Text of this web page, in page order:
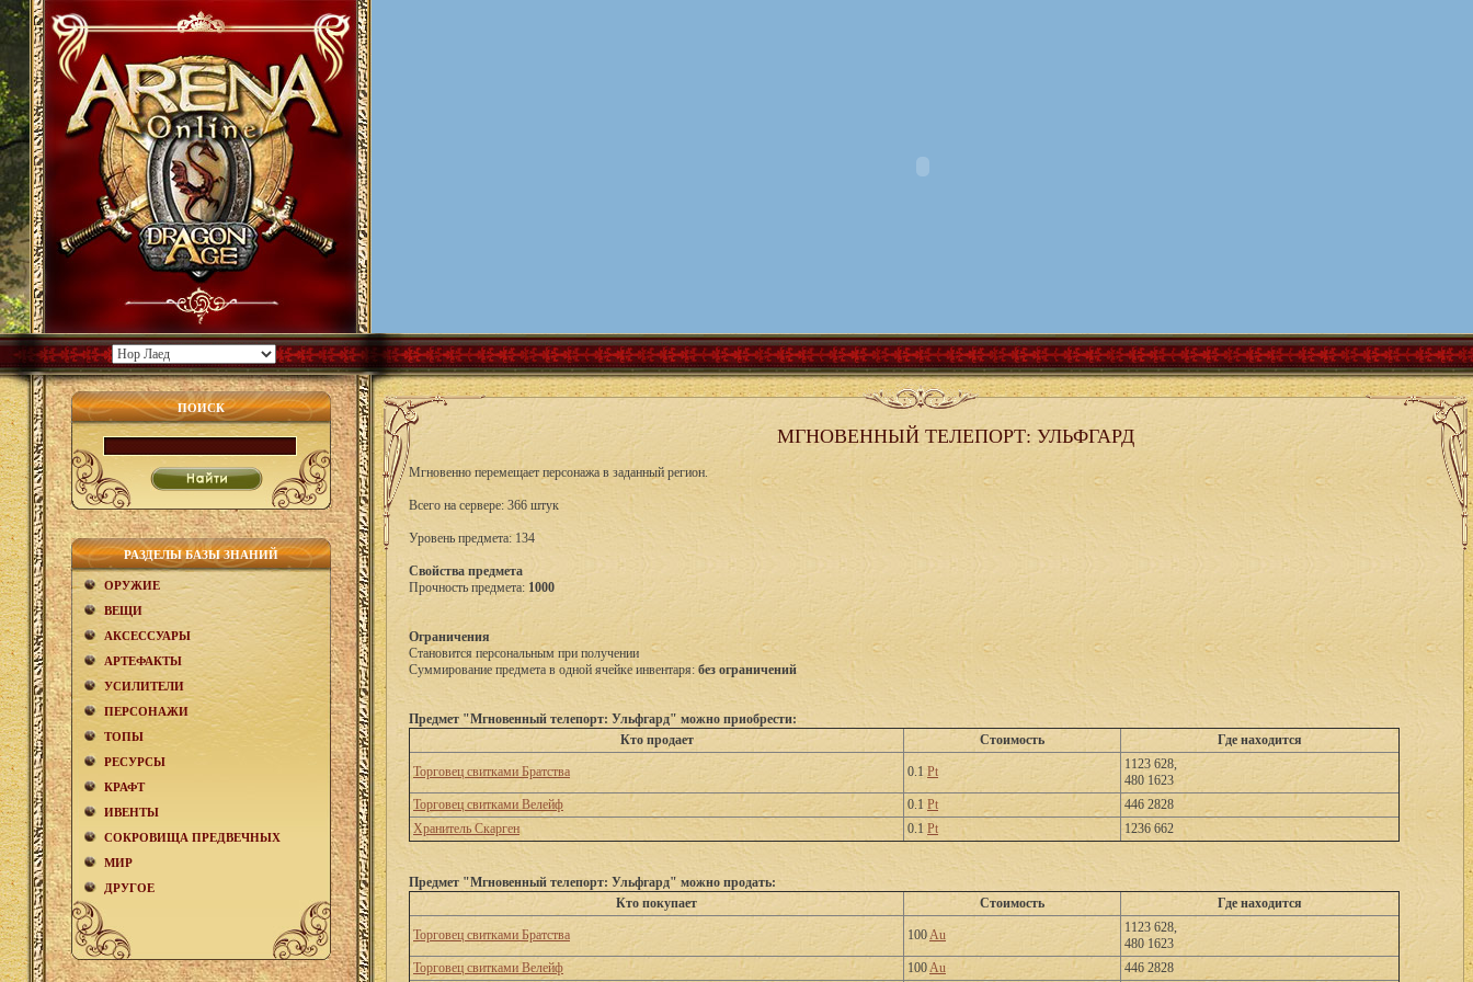
ПОИСК
РАЗДЕЛЫ БАЗЫ ЗНАНИЙ
ОРУЖИЕ
ВЕЩИ
АКCЕСCУАРЫ
АРТЕФАКТЫ
УСИЛИТЕЛИ
ПЕРСОНАЖИ
ТОПЫ
РЕСУРСЫ
КРАФТ
ИВЕНТЫ
СОКРОВИЩА ПРЕДВЕЧНЫХ
МИР
ДРУГОЕ
МГНОВЕННЫЙ ТЕЛЕПОРТ: УЛЬФГАРД
Мгновенно перемещает персонажа в заданный регион.
Всего на сервере: 366 штук
Уровень предмета: 134
Свойства предмета
Прочность предмета: 1000
Ограничения
Становится персональным при получении
Суммирование предмета в одной ячейке инвентаря: без ограничений
Предмет "Мгновенный телепорт: Ульфгард" можно приобрести:
Кто продает
Стоимость Где находится
Торговец свитками Братства 0.1 Pt
1123 628,
480 1623
Торговец свитками Велейф
0.1 Pt
446 2828
Хранитель Скарген
0.1 Pt 1236 662
Предмет "Мгновенный телепорт: Ульфгард" можно продать:
Кто покупает
Стоимость Где находится
Торговец свитками Братства 100Au
1123 628,
480 1623
Торговец свитками Велейф
100Au 446 2828